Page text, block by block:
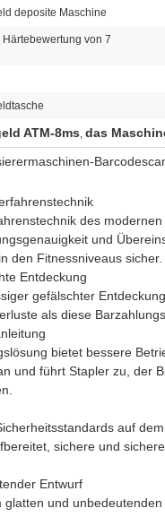
deposite Maschine
Härtebewertung von 7
ATM-8ms, das
des
und
den Fitnessniveaus sicher.
Entdeckung
gefälschter
als diese
bietet bessere
und führt Stapler zu, der
auf
sichere und
Entwurf
glatten und